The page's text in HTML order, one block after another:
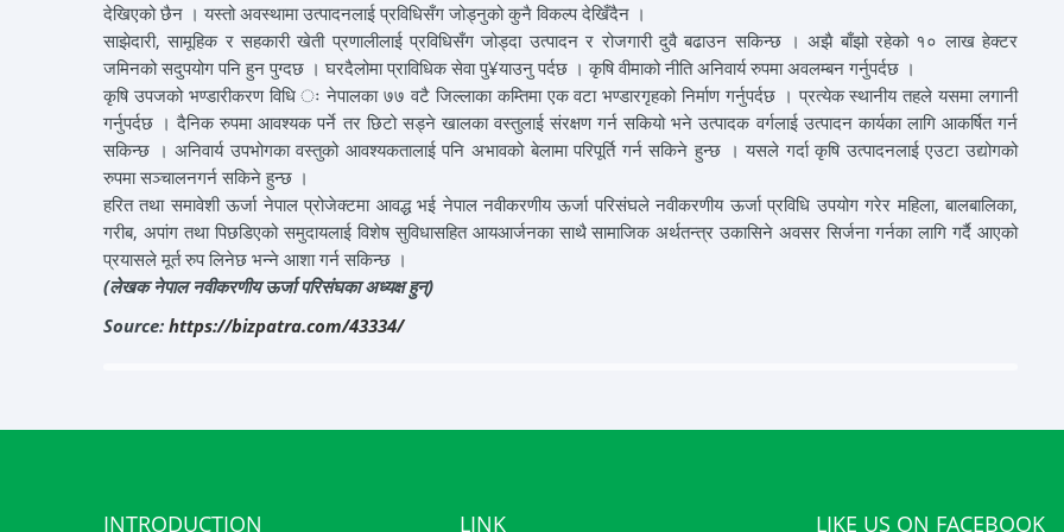
देखिएको छैन । यस्तो अवस्थामा उत्पादनलाई प्रविधिसँग जोड्नुको कुनै विकल्प देखिँदैन ।
साझेदारी, सामूहिक र सहकारी खेती प्रणालीलाई प्रविधिसँग जोड्दा उत्पादन र रोजगारी दुवै बढाउन सकिन्छ । अझै बाँझो रहेको १० लाख हेक्टर
जमिनको सदुपयोग पनि हुन पुग्दछ । घरदैलोमा प्राविधिक सेवा पु¥याउनु पर्दछ । कृषि वीमाको नीति अनिवार्य रुपमा अवलम्बन गर्नुपर्दछ ।
कृषि उपजको भण्डारीकरण विधि ः नेपालका ७७ वटै जिल्लाका कम्तिमा एक वटा भण्डारगृहको निर्माण गर्नुपर्दछ । प्रत्येक स्थानीय तहले यसमा लगानी
गर्नुपर्दछ । दैनिक रुपमा आवश्यक पर्ने तर छिटो सड्ने खालका वस्तुलाई संरक्षण गर्न सकियो भने उत्पादक वर्गलाई उत्पादन कार्यका लागि आकर्षित गर्न
सकिन्छ । अनिवार्य उपभोगका वस्तुको आवश्यकतालाई पनि अभावको बेलामा परिपूर्ति गर्न सकिने हुन्छ । यसले गर्दा कृषि उत्पादनलाई एउटा उद्योगको
रुपमा सञ्चालनगर्न सकिने हुन्छ ।
हरित तथा समावेशी ऊर्जा नेपाल प्रोजेक्टमा आवद्ध भई नेपाल नवीकरणीय ऊर्जा परिसंघले नवीकरणीय ऊर्जा प्रविधि उपयोग गरेर महिला, बालबालिका,
गरीब, अपांग तथा पिछडिएको समुदायलाई विशेष सुविधासहित आयआर्जनका साथै सामाजिक अर्थतन्त्र उकासिने अवसर सिर्जना गर्नका लागि गर्दै आएको
प्रयासले मूर्त रुप लिनेछ भन्ने आशा गर्न सकिन्छ ।
(लेखक नेपाल नवीकरणीय ऊर्जा परिसंघका अध्यक्ष हुन्)
Source: https://bizpatra.com/43334/
INTRODUCTION LINK LIKE US ON FACEBOOK